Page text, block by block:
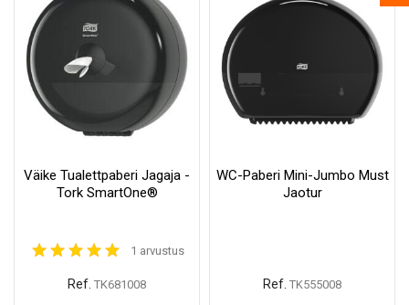
Väike Tualettpaberi Jagaja -
Tork SmartOne®
1 arvustus
Ref. TK681008
WC-Paberi Mini-Jumbo Must
Jaotur
Ref. TK555008